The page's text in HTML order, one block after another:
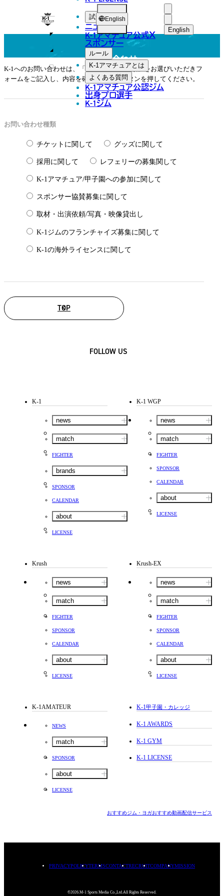
K-
1
ア
マ
チ
ュ
ア
English
試合
ニュース
K-1アマチュア公式X
スポンサー
ルール
K-1アマチュアとは
よくある質問
K-1アマチュア公認ジム
出身プロ選手
K-1ジム
English
FORM
お問い合わせ
各
種
問
K-1へのお問い合わせは、「お問い合わせ種類」をお選びいただきフ
ォームをご記入し、内容を確認の上送信ボタンを押してください。
お問い合わせ種類
チケットに関して グッズに関して
採用に関して レフェリーの募集関して
K-1アマチュア/甲子園への参加に関して
スポンサー協賛募集に関して
取材・出演依頼/写真・映像貸出し
K-1ジムのフランチャイズ募集に関して
K-1の海外ライセンスに関して
TOP
FOLLOW US
K-1
news
match
FIGHTER
brands
SPONSOR
CALENDAR
about
LICENSE
K-1 WGP
news
match
FIGHTER
SPONSOR
CALENDAR
about
LICENSE
Krush
news
match
FIGHTER
SPONSOR
CALENDAR
about
LICENSE
Krush-EX
news
match
FIGHTER
SPONSOR
CALENDAR
about
LICENSE
K-1AMATEUR
NEWS
match
SPONSOR
about
LICENSE
K-1甲子園・カレッジ
K-1 AWARDS
K-1 GYM
K-1 LICENSE
おすすめジム・ヨガおすすめ動画配信サービス
PRIVACYPOLICYTERMSCONTACTRECRUITCOMPANYMISSION
©2026.M-1 Sports Media Co.,Ltd.All Rights Reserved.